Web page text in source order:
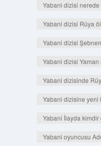
Yabani dizisi
Yabani dizisi Rüya
Yabani dizisi
Yabani dizisi Yaman
Yabani dizisinde
Yabani dizisine yeni
Yabani İlayda kimdir
Yabani oyuncusu